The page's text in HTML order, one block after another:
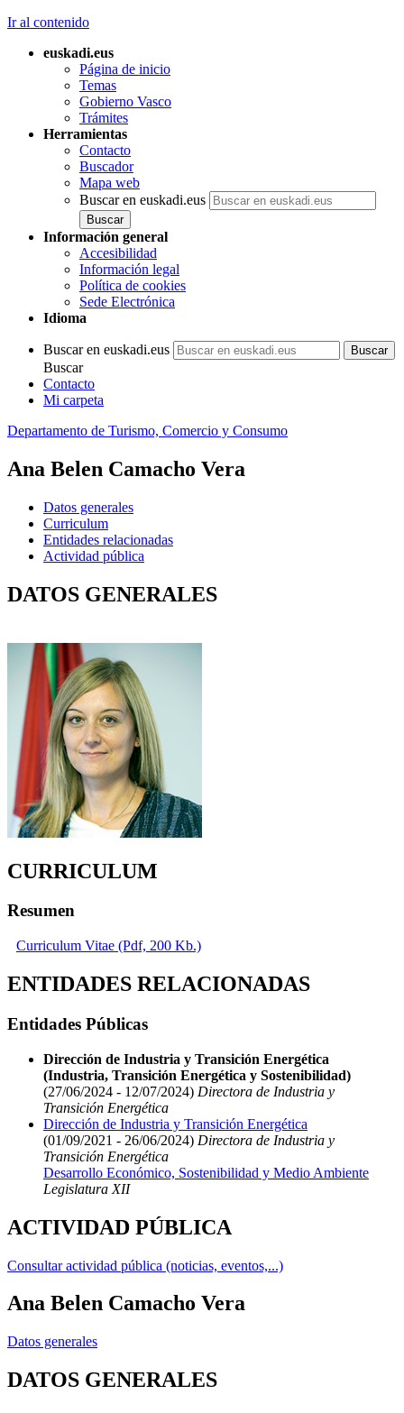
Ir al contenido
euskadi.eus
Página de inicio
Temas
Gobierno Vasco
Trámites
Herramientas
Contacto
Buscador
Mapa web
Buscar en euskadi.eus
Información general
Accesibilidad
Información legal
Política de cookies
Sede Electrónica
Idioma
Buscar en euskadi.eus
Buscar
Contacto
Mi carpeta
Departamento de Turismo, Comercio y Consumo
Ana Belen Camacho Vera
Datos generales
Curriculum
Entidades relacionadas
Actividad pública
DATOS GENERALES
CURRICULUM
Resumen
Curriculum Vitae (Pdf, 200 Kb.)
ENTIDADES RELACIONADAS
Entidades Públicas
Dirección de Industria y Transición Energética
(Industria, Transición Energética y Sostenibilidad)
(27/06/2024 - 12/07/2024) Directora de Industria y
Transición Energética
Dirección de Industria y Transición Energética
(01/09/2021 - 26/06/2024) Directora de Industria y
Transición Energética
Desarrollo Económico, Sostenibilidad y Medio Ambiente
Legislatura XII
ACTIVIDAD PÚBLICA
Consultar actividad pública (noticias, eventos,...)
Ana Belen Camacho Vera
Datos generales
DATOS GENERALES